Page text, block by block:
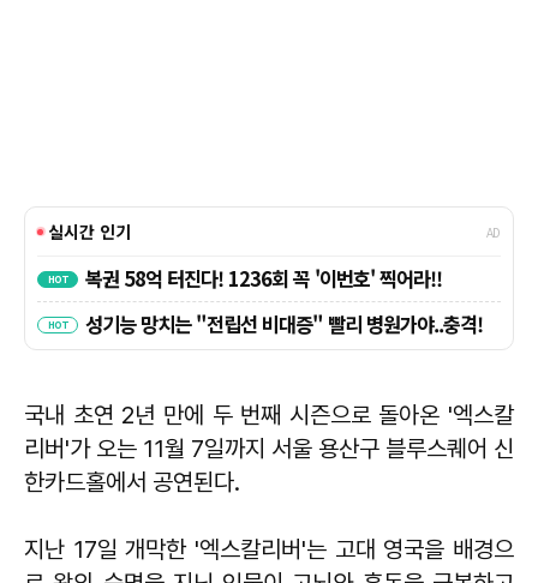
국내 초연 2년 만에 두 번째 시즌으로 돌아온 '엑스칼
리버'가 오는 11월 7일까지 서울 용산구 블루스퀘어 신
한카드홀에서 공연된다.
지난 17일 개막한 '엑스칼리버'는 고대 영국을 배경으